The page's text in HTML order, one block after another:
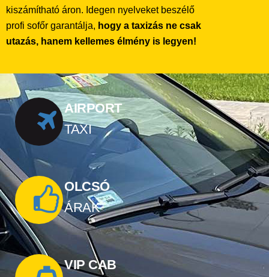
kiszámítható áron. Idegen nyelveket beszélő
profi sofőr garantálja, hogy a taxizás ne csak
utazás, hanem kellemes élmény is legyen!
AIRPORT
TAXI
OLCSÓ
ÁRAK
VIP CAB